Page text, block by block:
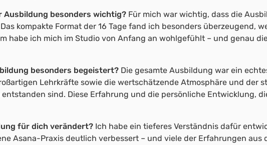
Ausbildung besonders wichtig? Für mich war wichtig, dass die
kompakte Format der 16 Tage fand ich besonders überzeugend,
habe ich mich im Studio von Anfang an wohlgefühlt – und genau
besonders begeistert? Die gesamte Ausbildung war ein
Lehrkräfte sowie die wertschätzende Atmosphäre und der
sind. Diese Erfahrung und die persönliche Entwicklung,
für dich verändert? Ich habe ein tieferes Verständnis dafür
Asana-Praxis deutlich verbessert – und viele der Erfahrungen